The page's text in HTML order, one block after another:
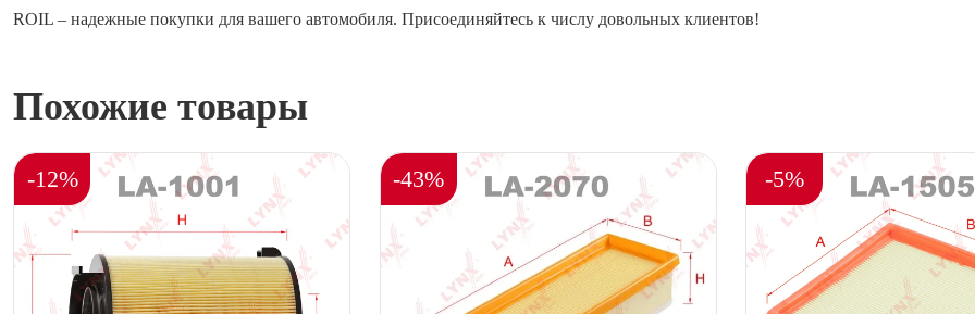
ROIL – надежные покупки для вашего автомобиля. Присоединяйтесь к числу довольных клиентов!
Похожие товары
-12% -43% -5%